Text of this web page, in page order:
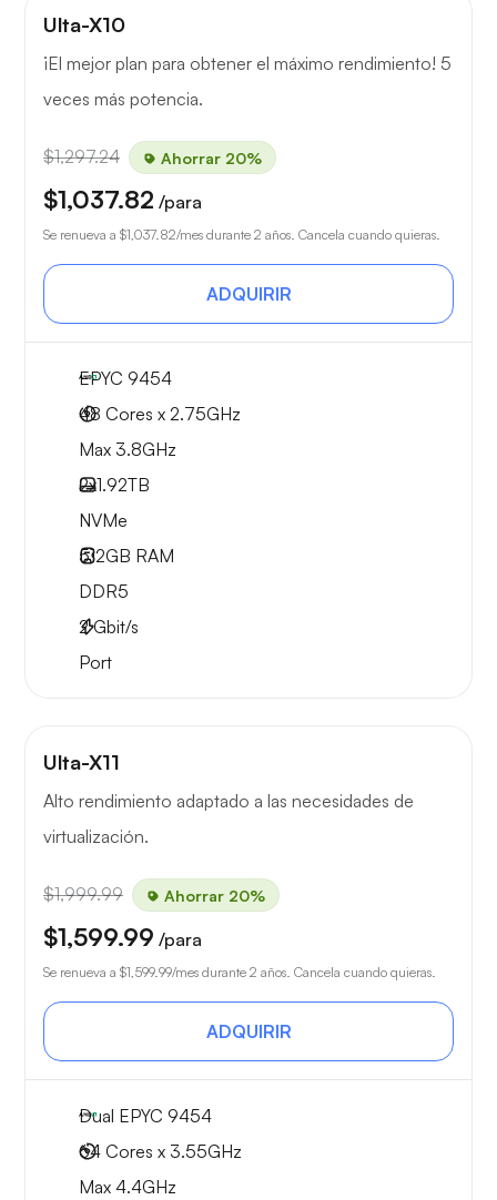
Ulta-X10
¡El mejor plan para obtener el máximo rendimiento! 5
veces más potencia.
$1,297.24 Ahorrar 20%
$1,037.82 /para
Se renueva a $1,037.82/mes durante 2 años. Cancela cuando quieras.
ADQUIRIR
EPYC 9454
48 Cores x 2.75GHz
Max 3.8GHz
2x1.92TB
NVMe
512GB RAM
DDR5
2Gbit/s
Port
Ulta-X11
Alto rendimiento adaptado a las necesidades de
virtualización.
$1,999.99 Ahorrar 20%
$1,599.99 /para
Se renueva a $1,599.99/mes durante 2 años. Cancela cuando quieras.
ADQUIRIR
Dual EPYC 9454
64 Cores x 3.55GHz
Max 4.4GHz